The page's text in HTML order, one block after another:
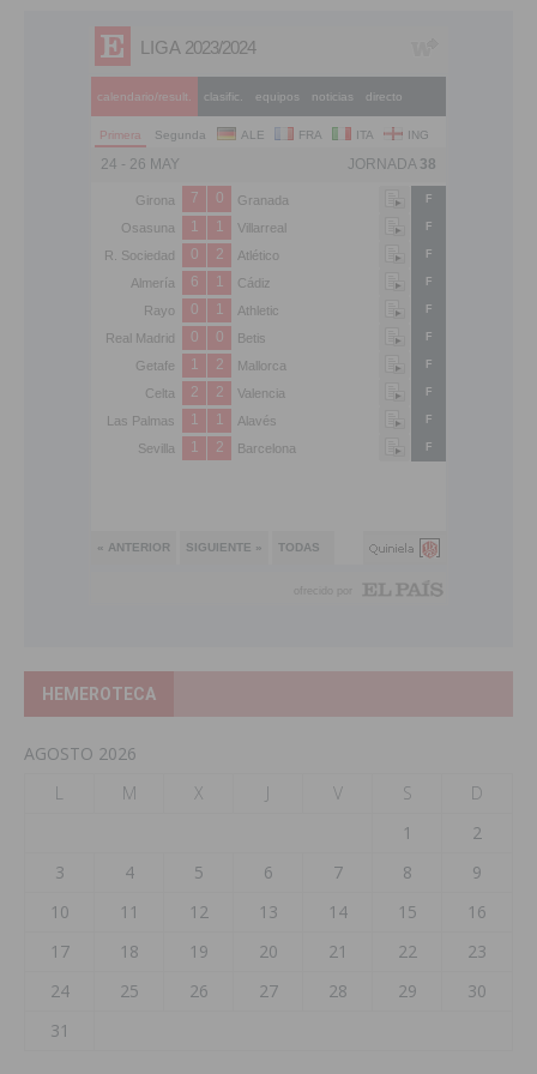
HEMEROTECA
AGOSTO 2026
L
M X J V S
D
1
2
3
4 5 6 7 8
9
10
11 12 13 14 15
16
17
18 19 20 21 22
23
24
25 26 27 28 29
30
31